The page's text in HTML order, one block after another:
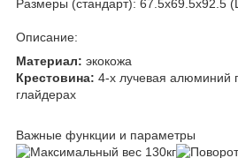
Размеры (стандарт): 67.5x69.5x92.5
Описание:
Материал: экокожа
Крестовина: 4-х лучевая алюминий
глайдерах
Важные функции и параметры